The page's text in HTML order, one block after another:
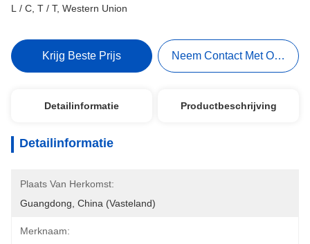
L / C, T / T, Western Union
Krijg Beste Prijs Neem Contact Met Ons Op
Detailinformatie Productbeschrijving
Detailinformatie
Plaats Van Herkomst:
Guangdong, China (vasteland)
Merknaam: